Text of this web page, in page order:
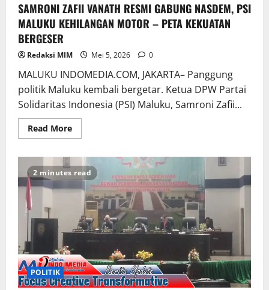
SAMRONI ZAFII VANATH RESMI GABUNG NASDEM, PSI
MALUKU KEHILANGAN MOTOR – PETA KEKUATAN
BERGESER
Redaksi MIM Mei 5, 2026 0
MALUKU INDOMEDIA.COM, JAKARTA– Panggung
politik Maluku kembali bergetar. Ketua DPW Partai
Solidaritas Indonesia (PSI) Maluku, Samroni Zafii...
Read More
2 minutes read
POLITIK